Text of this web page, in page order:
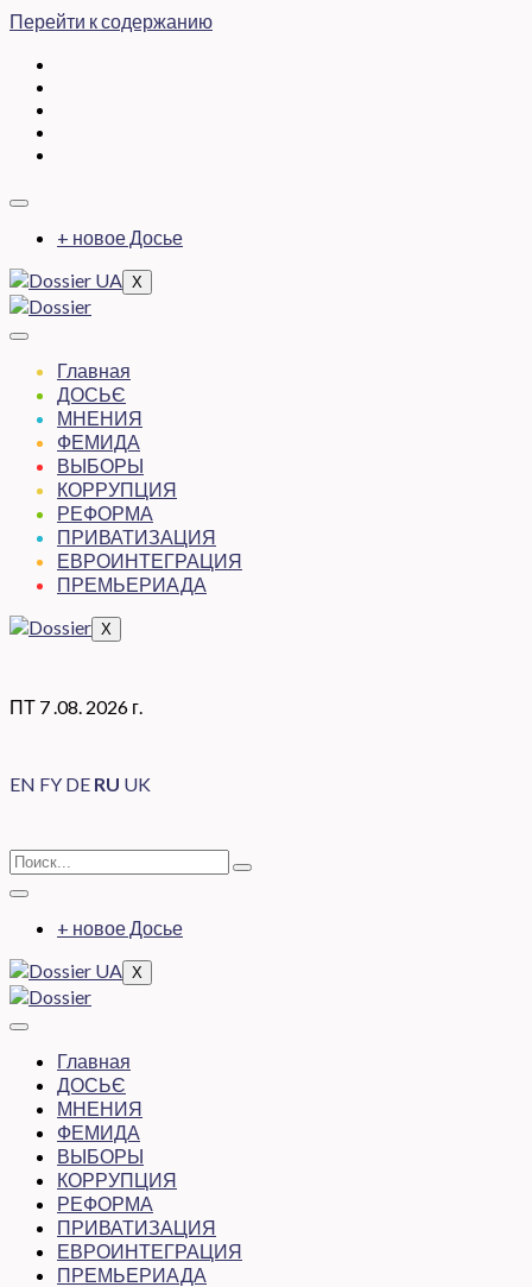
Перейти к содержанию
+ новое Досье
X
Главная
ДОСЬЄ
МНЕНИЯ
ФЕМИДА
ВЫБОРЫ
КОРРУПЦИЯ
РЕФОРМА
ПРИВАТИЗАЦИЯ
ЕВРОИНТЕГРАЦИЯ
ПРЕМЬЕРИАДА
X
ПТ 7 .08. 2026 г.
EN FY DE RU UK
+ новое Досье
X
Главная
ДОСЬЄ
МНЕНИЯ
ФЕМИДА
ВЫБОРЫ
КОРРУПЦИЯ
РЕФОРМА
ПРИВАТИЗАЦИЯ
ЕВРОИНТЕГРАЦИЯ
ПРЕМЬЕРИАДА